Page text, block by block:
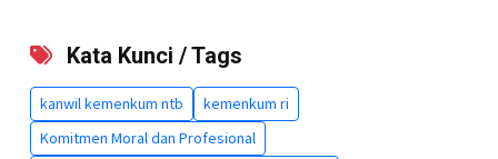
Kata Kunci / Tags
kanwil kemenkum ntb
kemenkum ri
Komitmen Moral dan Profesional